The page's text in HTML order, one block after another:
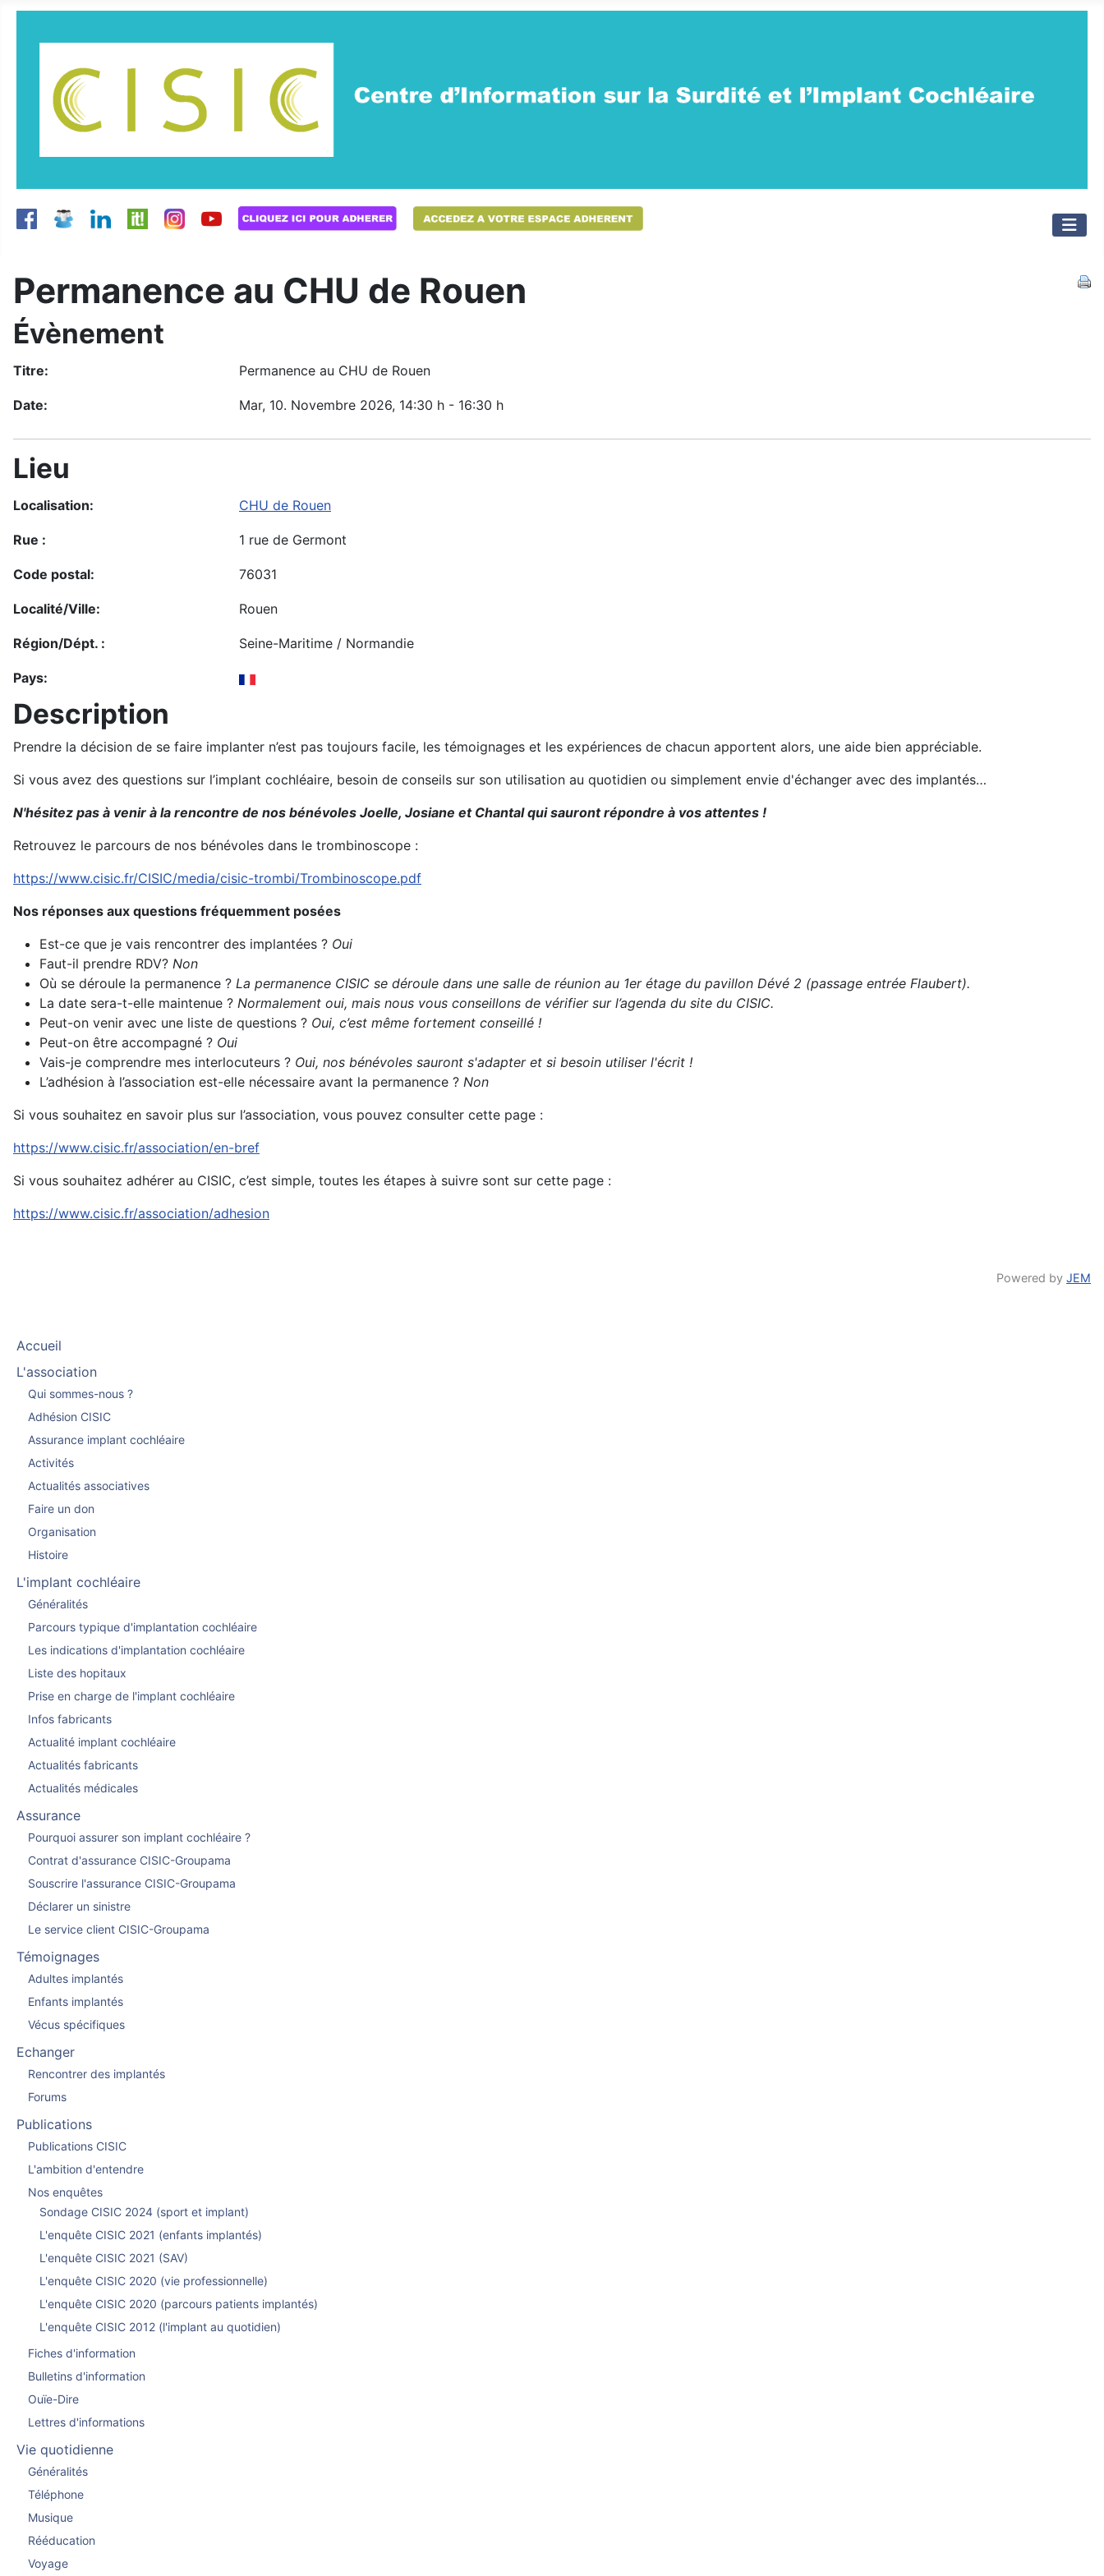
Permanence au CHU de Rouen
Évènement
Titre: Permanence au CHU de Rouen
Date: Mar, 10. Novembre 2026, 14:30 h - 16:30 h
Lieu
Localisation: CHU de Rouen
Rue : 1 rue de Germont
Code postal: 76031
Localité/Ville: Rouen
Région/Dépt. : Seine-Maritime / Normandie
Pays:
Description
Prendre la décision de se faire implanter n’est pas toujours facile, les témoignages et les expériences de chacun apportent alors, une aide bien appréciable.
Si vous avez des questions sur l’implant cochléaire, besoin de conseils sur son utilisation au quotidien ou simplement envie d'échanger avec des implantés…
N'hésitez pas à venir à la rencontre de nos bénévoles Joelle, Josiane et Chantal qui sauront répondre à vos attentes !
Retrouvez le parcours de nos bénévoles dans le trombinoscope :
https://www.cisic.fr/CISIC/media/cisic-trombi/Trombinoscope.pdf
Nos réponses aux questions fréquemment posées
Est-ce que je vais rencontrer des implantées ? Oui
Faut-il prendre RDV? Non
Où se déroule la permanence ? La permanence CISIC se déroule dans une salle de réunion au 1er étage du pavillon Dévé 2 (passage entrée Flaubert).
La date sera-t-elle maintenue ? Normalement oui, mais nous vous conseillons de vérifier sur l’agenda du site du CISIC.
Peut-on venir avec une liste de questions ? Oui, c’est même fortement conseillé !
Peut-on être accompagné ? Oui
Vais-je comprendre mes interlocuteurs ? Oui, nos bénévoles sauront s'adapter et si besoin utiliser l'écrit !
L’adhésion à l’association est-elle nécessaire avant la permanence ? Non
Si vous souhaitez en savoir plus sur l’association, vous pouvez consulter cette page :
https://www.cisic.fr/association/en-bref
Si vous souhaitez adhérer au CISIC, c’est simple, toutes les étapes à suivre sont sur cette page :
https://www.cisic.fr/association/adhesion
Powered by JEM
Accueil
L'association
Qui sommes-nous ?
Adhésion CISIC
Assurance implant cochléaire
Activités
Actualités associatives
Faire un don
Organisation
Histoire
L'implant cochléaire
Généralités
Parcours typique d'implantation cochléaire
Les indications d'implantation cochléaire
Liste des hopitaux
Prise en charge de l'implant cochléaire
Infos fabricants
Actualité implant cochléaire
Actualités fabricants
Actualités médicales
Assurance
Pourquoi assurer son implant cochléaire ?
Contrat d'assurance CISIC-Groupama
Souscrire l'assurance CISIC-Groupama
Déclarer un sinistre
Le service client CISIC-Groupama
Témoignages
Adultes implantés
Enfants implantés
Vécus spécifiques
Echanger
Rencontrer des implantés
Forums
Publications
Publications CISIC
L'ambition d'entendre
Nos enquêtes
Sondage CISIC 2024 (sport et implant)
L'enquête CISIC 2021 (enfants implantés)
L'enquête CISIC 2021 (SAV)
L'enquête CISIC 2020 (vie professionnelle)
L'enquête CISIC 2020 (parcours patients implantés)
L'enquête CISIC 2012 (l'implant au quotidien)
Fiches d'information
Bulletins d'information
Ouïe-Dire
Lettres d'informations
Vie quotidienne
Généralités
Téléphone
Musique
Rééducation
Voyage